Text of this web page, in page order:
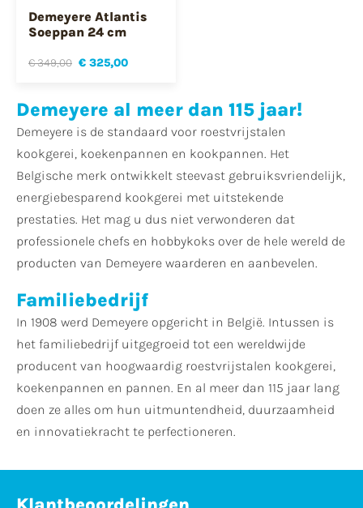
Demeyere Atlantis
Soeppan 24 cm
€ 349,00 € 325,00
Demeyere al meer dan 115 jaar!
Demeyere is de standaard voor roestvrijstalen
kookgerei, koekenpannen en kookpannen. Het
Belgische merk ontwikkelt steevast gebruiksvriendelijk,
energiebesparend kookgerei met uitstekende
prestaties. Het mag u dus niet verwonderen dat
professionele chefs en hobbykoks over de hele wereld de
producten van Demeyere waarderen en aanbevelen.
Familiebedrijf
In 1908 werd Demeyere opgericht in België. Intussen is
het familiebedrijf uitgegroeid tot een wereldwijde
producent van hoogwaardig roestvrijstalen kookgerei,
koekenpannen en pannen. En al meer dan 115 jaar lang
doen ze alles om hun uitmuntendheid, duurzaamheid
en innovatiekracht te perfectioneren.